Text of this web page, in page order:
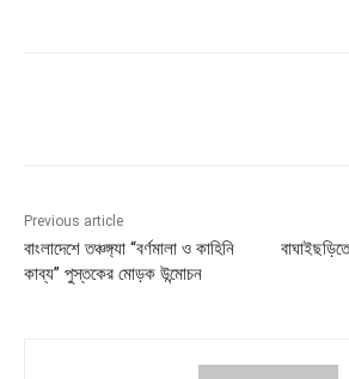
Previous article
বাংলাদেশে তঞ্চঙ্গ্যা “বর্ণমালা ও কাহিনি
কাব্য” পুস্তকের মোড়ক উন্মোচন